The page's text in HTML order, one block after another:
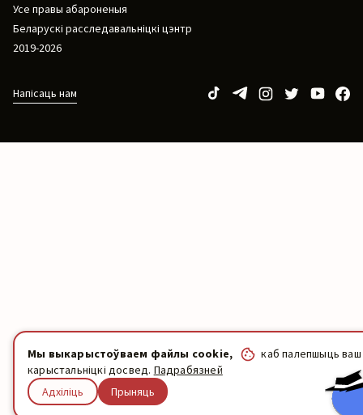
Усе правы абароненыя
Беларускі расследавальніцкі цэнтр
2019-2026
Напісаць нам
Мы выкарыстоўваем файлы cookie,
каб палепшыць ваш
карыстальніцкі досвед. Падрабязней
Адхіліць
Прыняць